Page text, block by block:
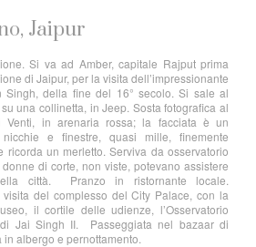
Jaipur
Si va ad Amber, capitale Rajput prima
di Jaipur, per la visita dell’impressionante
Singh, della fine del 16° secolo. Si sale al
una collinetta, in Jeep. Sosta fotografica al
Venti, in arenaria rossa; la facciata è un
e finestre, quasi mille, finemente
ricorda un merletto. Serviva da osservatorio
di corte, non viste, potevano assistere
città. Pranzo in ristornante locale.
visita del complesso del City Palace, con la
il cortile delle udienze, l’Osservatorio
Jai Singh II. Passeggiata nel bazaar di
in albergo e pernottamento.